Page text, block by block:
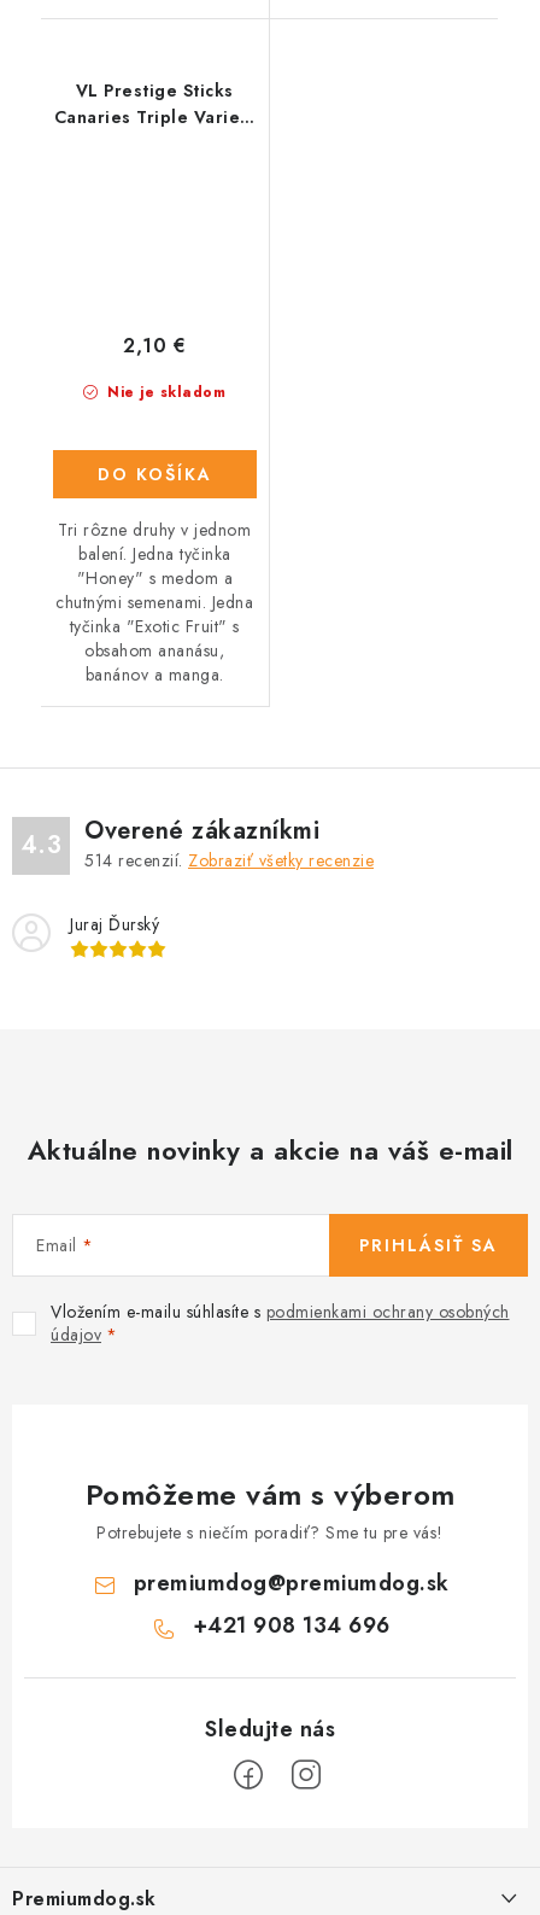
VL Prestige Sticks
Canaries Triple Variety
Nie je skladom
2,10 €
DO KOŠÍKA
Tri rôzne druhy v jednom
balení. Jedna tyčinka
"Honey" s medom a
chutnými semenami. Jedna
tyčinka "Exotic Fruit" s
obsahom ananásu,
banánov a manga.
4.3 Overené zákazníkmi
514 recenzií. Zobraziť všetky recenzie
Juraj Ďurský
Aktuálne novinky a akcie na váš e-mail
Email
Vložením e-mailu súhlasíte s podmienkami ochrany osobných
údajov
PRIHLÁSIŤ SA
Pomôžeme vám s výberom
Potrebujete s niečím poradiť? Sme tu pre vás!
premiumdog@premiumdog.sk
+421 908 134 696
Premiumdog.sk